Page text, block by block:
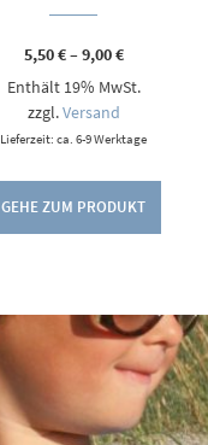
5,50€–9,00€Preisspanne:
bis
Enthält 19% MwSt.
zzgl.Versand
Lieferzeit: ca. 6-9 Werktage
GEHE ZUM PRODUKT